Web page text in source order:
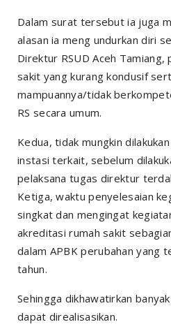
Dalam surat tersebut ia juga
alasan ia meng undurkan diri
Direktur RSUD Aceh
sakit yang kurang kondusif
mampuannya/tidak
RS secara umum.
Kedua, tidak mungkin
instasi terkait, sebelum
pelaksana tugas direktur
Ketiga, waktu penyelesaian
singkat dan mengingat
akreditasi rumah sakit
dalam APBK perubahan yang
tahun.
Sehingga dikhawatirkan
dapat direalisasikan.